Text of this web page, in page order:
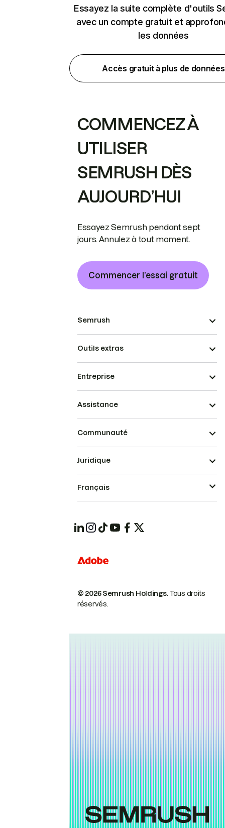
Essayez la suite complète d'outils
avec un compte gratuit et
les données
Accès gratuit à plus de données
COMMENCEZ À
UTILISER
SEMRUSH DÈS
AUJOURD’HUI
Essayez Semrush pendant sept
jours. Annulez à tout moment.
Commencer l’essai gratuit
Semrush
Outils extras
Entreprise
Assistance
Communauté
© 2026 Semrush Holdings.Tous droits
réservés.
Juridique
Français